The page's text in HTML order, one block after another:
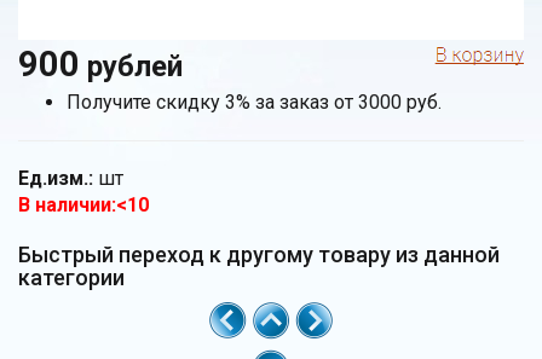
900 рублей
Получите скидку 3% за заказ от 3000 руб.
Ед.изм.: шт
В наличии:<10
Быстрый переход к другому товару из данной
категории